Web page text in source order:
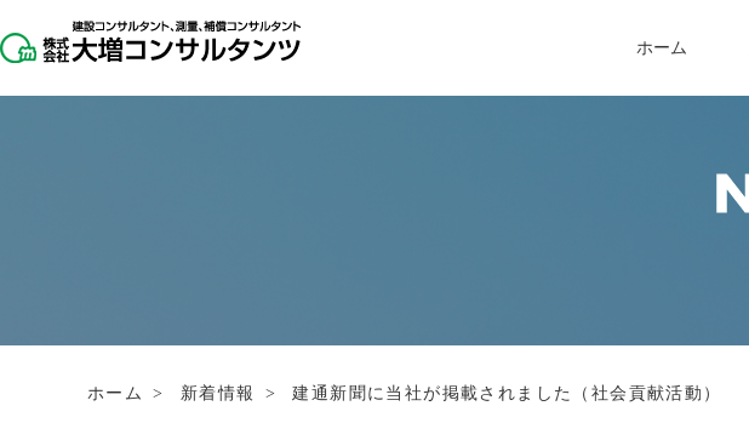
ホーム
ホーム > 新着情報 > 建通新聞に当社が掲載されました（社会貢献活動）